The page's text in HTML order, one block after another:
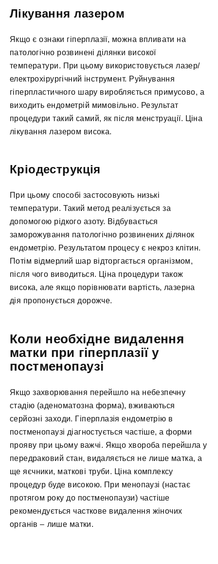
Лікування лазером
Якщо є ознаки гіперплазії, можна впливати на
патологічно розвинені ділянки високої
температури. При цьому використовується лазер/
електрохірургічний інструмент. Руйнування
гіперпластичного шару виробляється примусово, а
виходить ендометрій мимовільно. Результат
процедури такий самий, як після менструації. Ціна
лікування лазером висока.
Кріодеструкція
При цьому способі застосовують низькі
температури. Такий метод реалізується за
допомогою рідкого азоту. Відбувається
заморожування патологічно розвинених ділянок
ендометрію. Результатом процесу є некроз клітин.
Потім відмерлий шар відторгається організмом,
після чого виводиться. Ціна процедури також
висока, але якщо порівнювати вартість, лазерна
дія пропонується дорожче.
Коли необхідне видалення
матки при гіперплазії у
постменопаузі
Якщо захворювання перейшло на небезпечну
стадію (аденоматозна форма), вживаються
серйозні заходи. Гіперплазія ендометрію в
постменопаузі діагностується частіше, а форми
прояву при цьому важчі. Якщо хвороба перейшла у
передраковий стан, видаляється не лише матка, а
ще яєчники, маткові труби. Ціна комплексу
процедур буде високою. При менопаузі (настає
протягом року до постменопаузи) частіше
рекомендується часткове видалення жіночих
органів – лише матки.